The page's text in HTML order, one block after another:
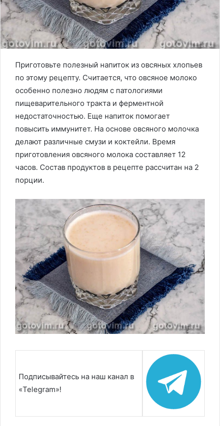
Приготовьте полезный напиток из овсяных хлопьев
по этому рецепту. Считается, что овсяное молоко
особенно полезно людям с патологиями
пищеварительного тракта и ферментной
недостаточностью. Еще напиток помогает
повысить иммунитет. На основе овсяного молочка
делают различные смузи и коктейли. Время
приготовления овсяного молока составляет 12
часов. Состав продуктов в рецепте рассчитан на 2
порции.
Подписывайтесь на наш канал в
«Telegram»!